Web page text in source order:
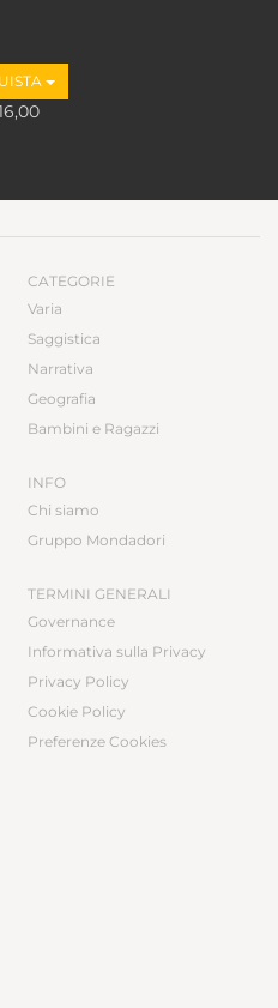
CATEGORIE
Varia
Saggistica
Narrativa
Geografia
Bambini e Ragazzi
INFO
Chi siamo
Gruppo Mondadori
TERMINI GENERALI
Governance
Informativa sulla Privacy
Privacy Policy
Cookie Policy
Preferenze Cookies